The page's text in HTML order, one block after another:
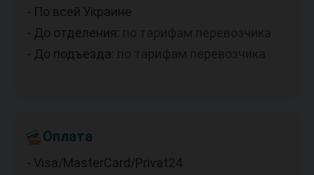
- По всей Украине
- До отделения: по тарифам перевозчика
- До подъезда: по тарифам перевозчика
Оплата
- Visa/MasterCard/Privat24